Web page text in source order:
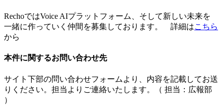
RechoではVoice AIプラットフォーム、そして新しい未来を
一緒に作っていく仲間を募集しております。 詳細はこちら
から
本件に関するお問い合わせ先
サイト下部の問い合わせフォームより、内容を記載してお送
りください。担当よりご連絡いたします。（ 担当：広報部
）